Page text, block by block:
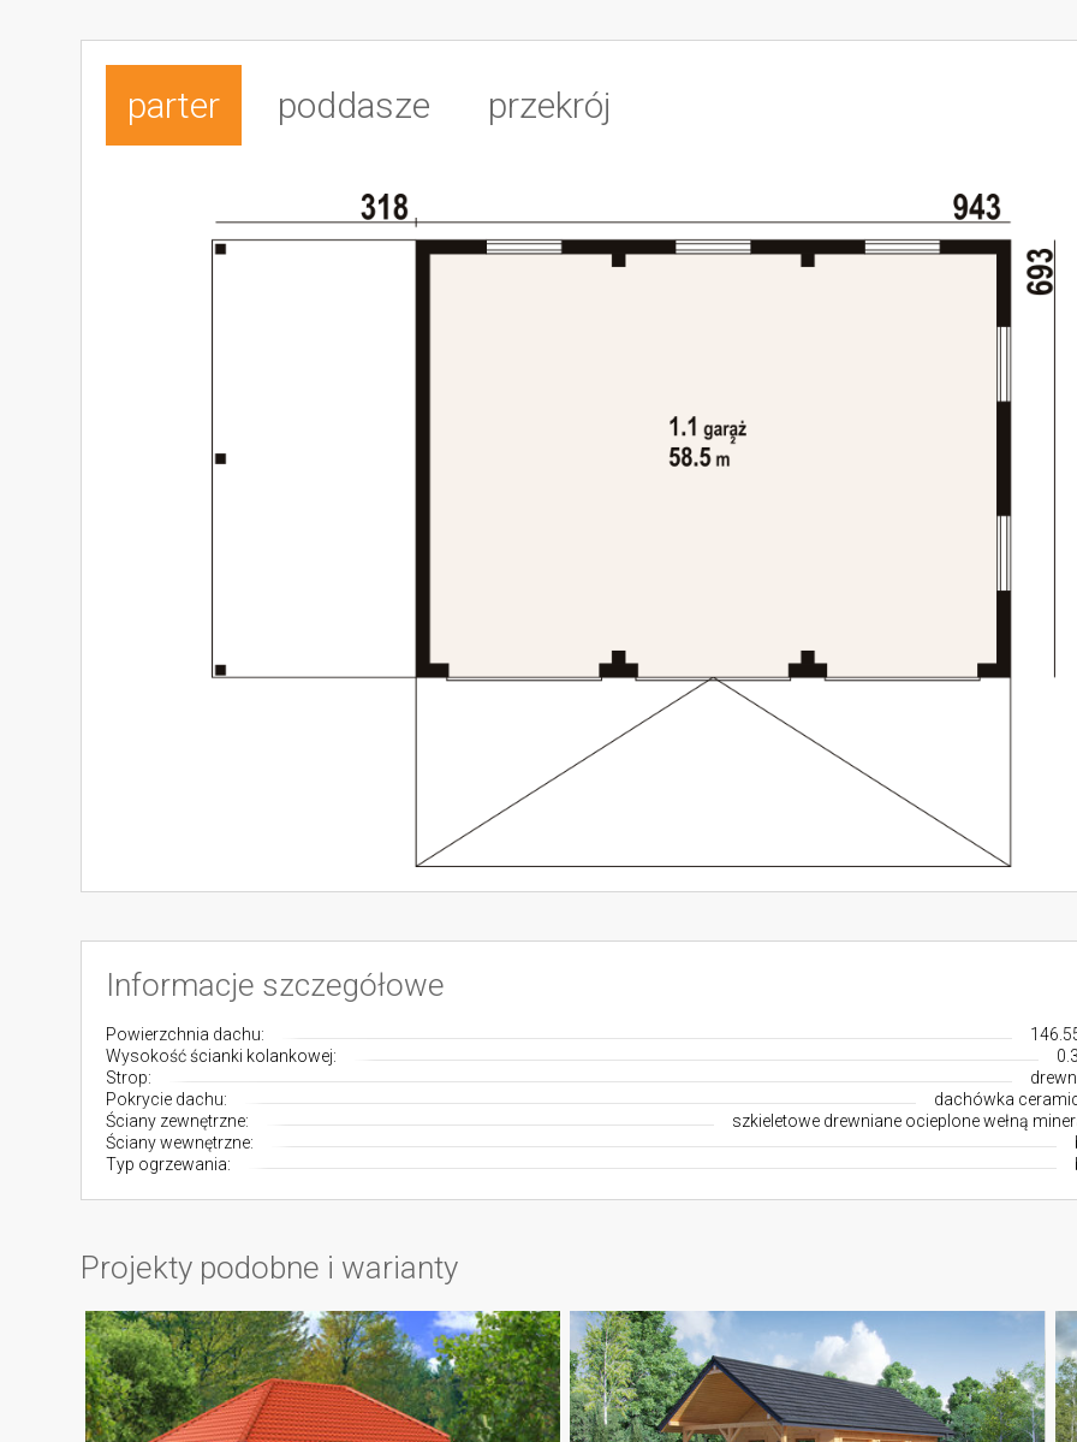
parter poddasze przekrój
Informacje szczegółowe
Powierzchnia dachu:
Wysokość ścianki kolankowej:
Strop:
Pokrycie dachu:
dachówka
Ściany zewnętrzne:
szkieletowe drewniane ocieplone wełną
Ściany wewnętrzne:
Typ ogrzewania:
Projekty podobne i warianty